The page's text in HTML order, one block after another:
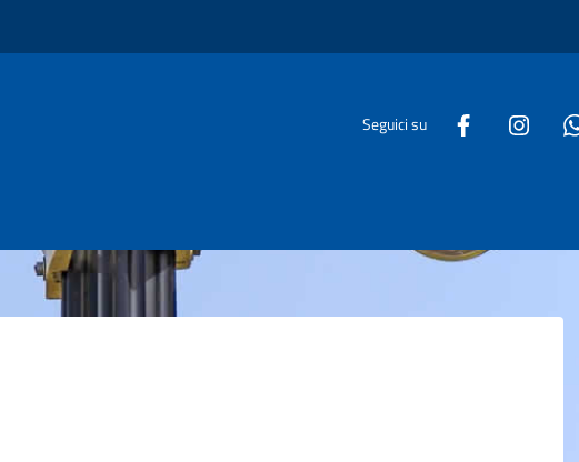
Seguici su